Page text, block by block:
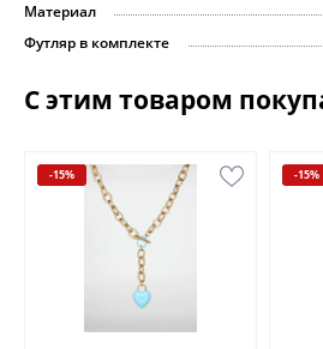
Материал
Футляр в комплекте
С этим товаром
-15% -15%